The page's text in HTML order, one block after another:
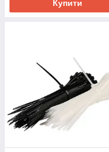
Купити